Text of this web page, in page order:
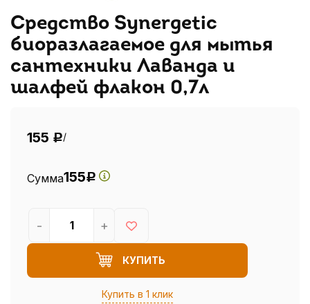
Средство Synergetic
биоразлагаемое для мытья
сантехники Лаванда и
шалфей флакон 0,7л
155 Р/
Сумма155Р
КУПИТЬ
Купить в 1 клик
- +